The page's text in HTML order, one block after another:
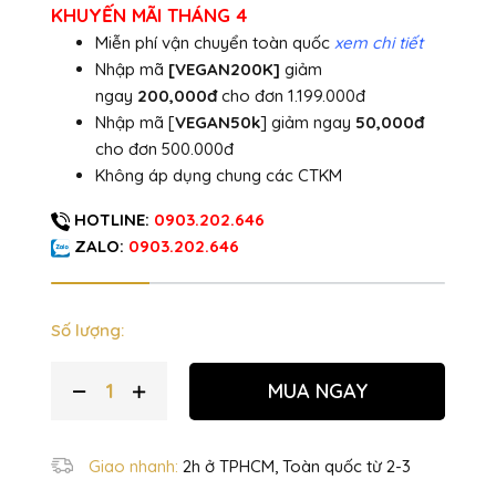
KHUYẾN MÃI THÁNG 4
Miễn phí vận chuyển toàn quốc xem chi tiết
Nhập mã [VEGAN200K] giảm
ngay 200,000đcho đơn 1.199.000đ
Nhập mã [VEGAN50k] giảm ngay 50,000đ
cho đơn 500.000đ
Không áp dụng chung các CTKM
HOTLINE: 0903.202.646
ZALO: 0903.202.646
Số lượng:
MUA NGAY
Giao nhanh: 2h ở TPHCM, Toàn quốc từ 2-3